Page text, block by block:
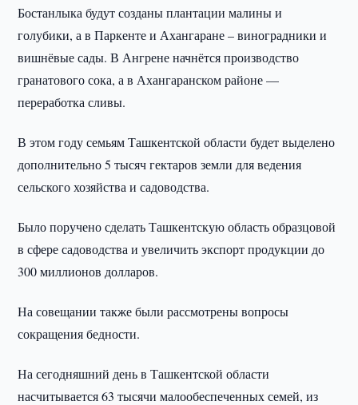
Бостанлыка будут созданы плантации малины и
голубики, а в Паркенте и Ахангаране – виноградники и
вишнёвые сады. В Ангрене начнётся производство
гранатового сока, а в Ахангаранском районе —
переработка сливы.
В этом году семьям Ташкентской области будет выделено
дополнительно 5 тысяч гектаров земли для ведения
сельского хозяйства и садоводства.
Было поручено сделать Ташкентскую область образцовой
в сфере садоводства и увеличить экспорт продукции до
300 миллионов долларов.
На совещании также были рассмотрены вопросы
сокращения бедности.
На сегодняшний день в Ташкентской области
насчитывается 63 тысячи малообеспеченных семей, из